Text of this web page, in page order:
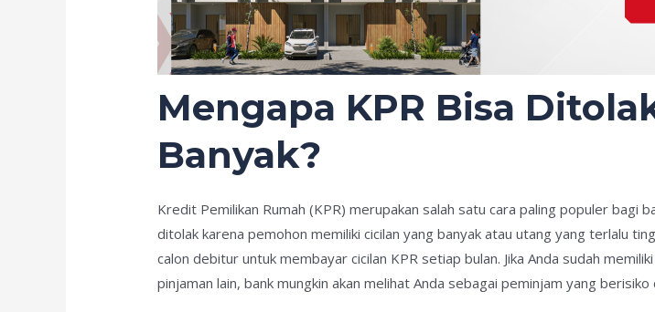
Mengapa KPR Bisa
Banyak?
Kredit Pemilikan Rumah (KPR) merupakan salah satu cara paling populer bagi
ditolak karena pemohon memiliki cicilan yang banyak atau utang yang terlalu
calon debitur untuk membayar cicilan KPR setiap bulan. Jika Anda sudah
pinjaman lain, bank mungkin akan melihat Anda sebagai peminjam yang